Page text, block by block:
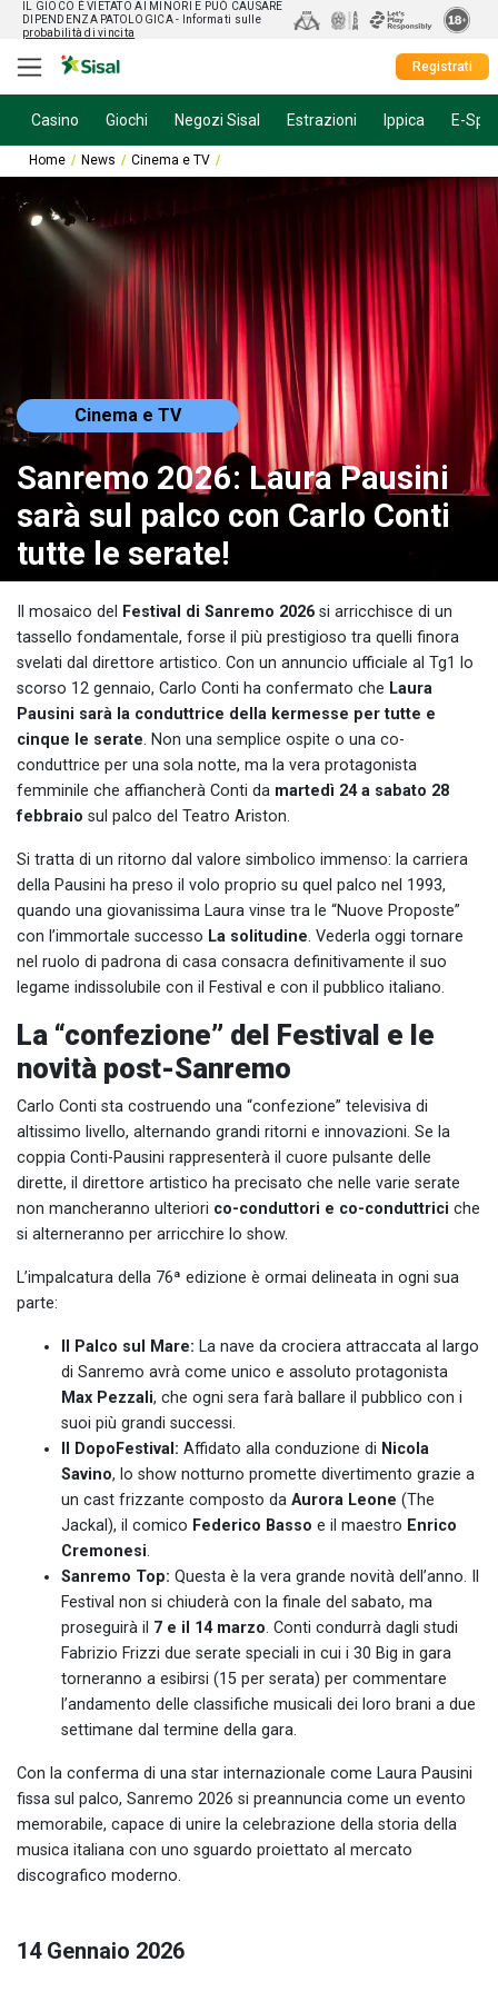
IL GIOCO È VIETATO AI MINORI E PUÒ CAUSARE
DIPENDENZA PATOLOGICA - Informati sulle
probabilità di vincita
Registrati
Casino Giochi Negozi Sisal Estrazioni Ippica E-
Home News Cinema e TV
Cinema e TV
Sanremo 2026: Laura Pausini
sarà sul palco con Carlo Conti
tutte le serate!
Il mosaico del Festival di Sanremo 2026 si arricchisce di un
tassello fondamentale, forse il più prestigioso tra quelli finora
svelati dal direttore artistico. Con un annuncio ufficiale al Tg1 lo
scorso 12 gennaio, Carlo Conti ha confermato che Laura
Pausini sarà la conduttrice della kermesse per tutte e
cinque le serate. Non una semplice ospite o una co-
conduttrice per una sola notte, ma la vera protagonista
femminile che affiancherà Conti da martedì 24 a sabato 28
febbraio sul palco del Teatro Ariston.
Si tratta di un ritorno dal valore simbolico immenso: la carriera
della Pausini ha preso il volo proprio su quel palco nel 1993,
quando una giovanissima Laura vinse tra le “Nuove Proposte”
con l’immortale successo La solitudine. Vederla oggi tornare
nel ruolo di padrona di casa consacra definitivamente il suo
legame indissolubile con il Festival e con il pubblico italiano.
La “confezione” del Festival e le
novità post-Sanremo
Carlo Conti sta costruendo una “confezione” televisiva di
altissimo livello, alternando grandi ritorni e innovazioni. Se la
coppia Conti-Pausini rappresenterà il cuore pulsante delle
dirette, il direttore artistico ha precisato che nelle varie serate
non mancheranno ulteriori co-conduttori e co-conduttrici che
si alterneranno per arricchire lo show.
L’impalcatura della 76ª edizione è ormai delineata in ogni sua
parte:
Il Palco sul Mare: La nave da crociera attraccata al largo
di Sanremo avrà come unico e assoluto protagonista
Max Pezzali, che ogni sera farà ballare il pubblico con i
suoi più grandi successi.
Il DopoFestival: Affidato alla conduzione di Nicola
Savino, lo show notturno promette divertimento grazie a
un cast frizzante composto da Aurora Leone (The
Jackal), il comico Federico Basso e il maestro Enrico
Cremonesi.
Sanremo Top: Questa è la vera grande novità dell’anno. Il
Festival non si chiuderà con la finale del sabato, ma
proseguirà il 7 e il 14 marzo. Conti condurrà dagli studi
Fabrizio Frizzi due serate speciali in cui i 30 Big in gara
torneranno a esibirsi (15 per serata) per commentare
l’andamento delle classifiche musicali dei loro brani a due
settimane dal termine della gara.
Con la conferma di una star internazionale come Laura Pausini
fissa sul palco, Sanremo 2026 si preannuncia come un evento
memorabile, capace di unire la celebrazione della storia della
musica italiana con uno sguardo proiettato al mercato
discografico moderno.
14 Gennaio 2026